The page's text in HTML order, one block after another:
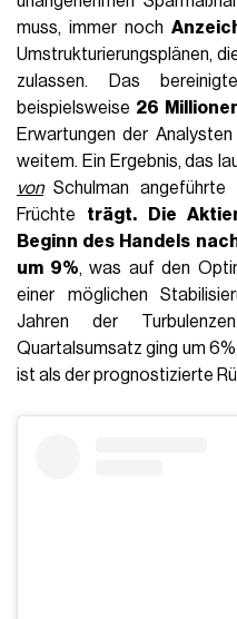
muss, immer noch
Umstrukturierungsplänen,
zulassen. Das
beispielsweise 26
Erwartungen der
weitem. Ein Ergebnis, das
vonSchulman angeführte
Früchte trägt.
Die
Beginn des Handels
um 9%, was auf den
einer möglichen
Jahren der
Quartalsumsatz ging um
ist als der prognostizierte